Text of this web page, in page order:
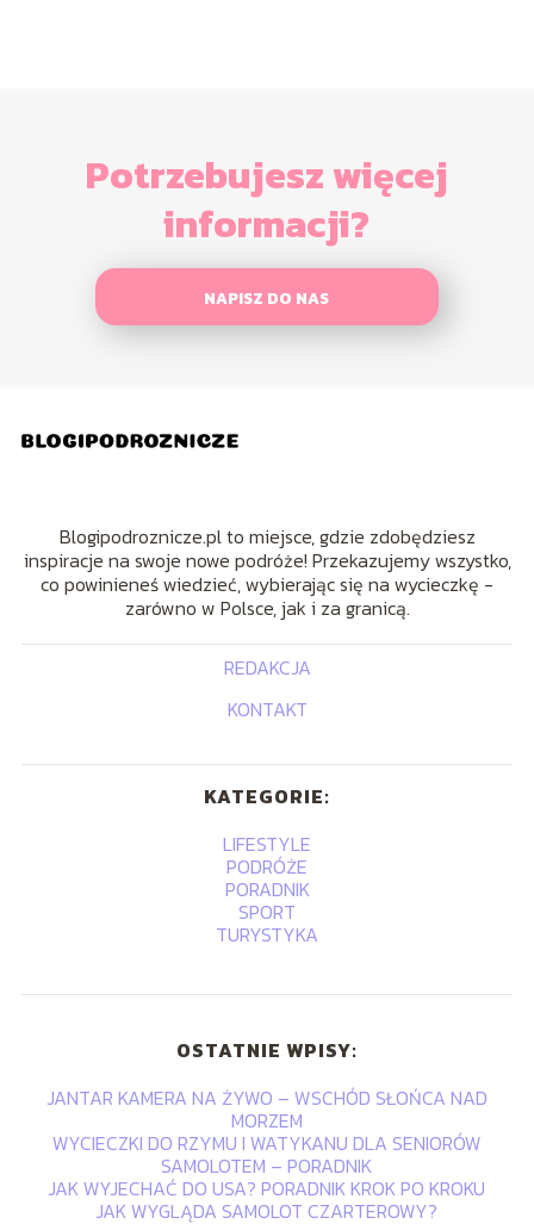
Potrzebujesz więcej
informacji?
NAPISZ DO NAS
Blogipodroznicze.pl to miejsce, gdzie zdobędziesz
inspiracje na swoje nowe podróże! Przekazujemy wszystko,
co powinieneś wiedzieć, wybierając się na wycieczkę -
zarówno w Polsce, jak i za granicą.
REDAKCJA
KONTAKT
KATEGORIE:
LIFESTYLE
PODRÓŻE
PORADNIK
SPORT
TURYSTYKA
OSTATNIE WPISY:
JANTAR KAMERA NA ŻYWO – WSCHÓD SŁOŃCA NAD
MORZEM
WYCIECZKI DO RZYMU I WATYKANU DLA SENIORÓW
SAMOLOTEM – PORADNIK
JAK WYJECHAĆ DO USA? PORADNIK KROK PO KROKU
JAK WYGLĄDA SAMOLOT CZARTEROWY?